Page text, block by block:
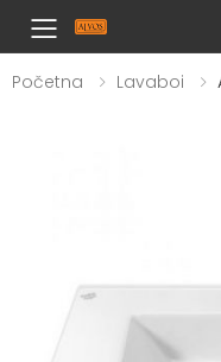
Toggle
Početna Lavaboi